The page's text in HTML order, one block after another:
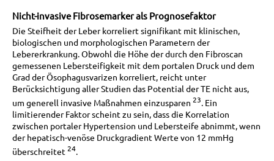
Nicht-invasive Fibrosemarker als Prognosefaktor
Die Steifheit der Leber korreliert signifikant mit klinischen,
biologischen und morphologischen Parametern der
Lebererkrankung. Obwohl die Höhe der durch den Fibroscan
gemessenen Lebersteifigkeit mit dem portalen Druck und dem
Grad der Ösophagusvarizen korreliert, reicht unter
Berücksichtigung aller Studien das Potential der TE nicht aus,
um generell invasive Maßnahmen einzusparen 23. Ein
limitierender Faktor scheint zu sein, dass die Korrelation
zwischen portaler Hypertension und Lebersteife abnimmt, wenn
der hepatisch-venöse Druckgradient Werte von 12 mmHg
überschreitet 24